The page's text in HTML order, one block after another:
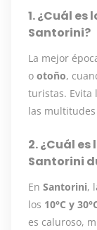
1. ¿Cuál
Santorini?
La mejor
o otoño,
turistas. Evita
las
2. ¿Cuál
Santorini
En Santorini,
los 10°C y
es caluroso,